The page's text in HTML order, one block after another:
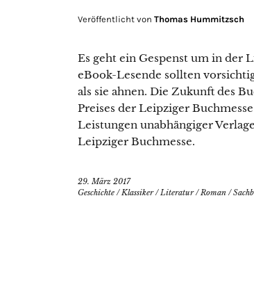
Veröffentlicht von Thomas Hummitzsch
Es geht ein Gespenst um in der
eBook-Lesende sollten
als sie ahnen. Die Zukunft des
Preises der Leipziger
Leistungen unabhängiger
Leipziger Buchmesse.
29. März 2017
Geschichte / Klassiker/ Literatur/ Roman /